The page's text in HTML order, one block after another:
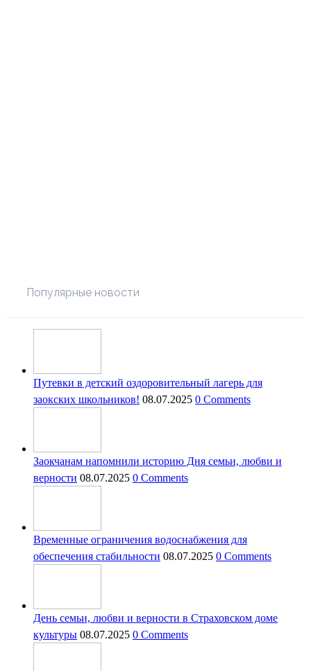
Популярные новости
Путевки в детский оздоровительный лагерь для
заокских школьников! 08.07.2025 0 Comments
Заокчанам напомнили историю Дня семьи, любви и
верности 08.07.2025 0 Comments
Временные ограничения водоснабжения для
обеспечения стабильности 08.07.2025 0 Comments
День семьи, любви и верности в Страховском доме
культуры 08.07.2025 0 Comments